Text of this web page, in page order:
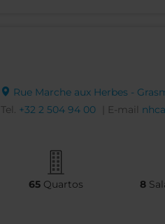
Rue Marche aux Herbes -
Tel. +32 2 504 94 00 | E-mail
65 Quartos 8